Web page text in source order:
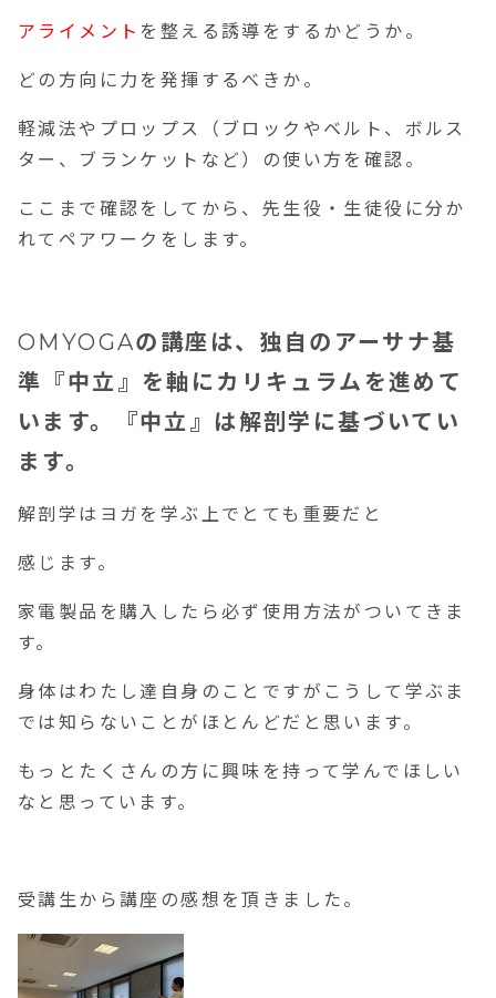
アライメント を整える誘導をするかどうか。
どの方向に力を発揮するべきか。
軽減法やプロップス（ブロックやベルト、ボルス
ター、ブランケットなど）の使い方を確認。
ここまで確認をしてから、先生役・生徒役に分か
れてペアワークをします。
OMYOGAの講座は、独自のアーサナ基
準『中立』を軸にカリキュラムを進めて
います。『中立』は解剖学に基づいてい
ます。
解剖学はヨガを学ぶ上でとても重要だと
感じます。
家電製品を購入したら必ず使用方法がついてきま
す。
身体はわたし達自身のことですがこうして学ぶま
では知らないことがほとんどだと思います。
もっとたくさんの方に興味を持って学んでほしい
なと思っています。
受講生から講座の感想を頂きました。